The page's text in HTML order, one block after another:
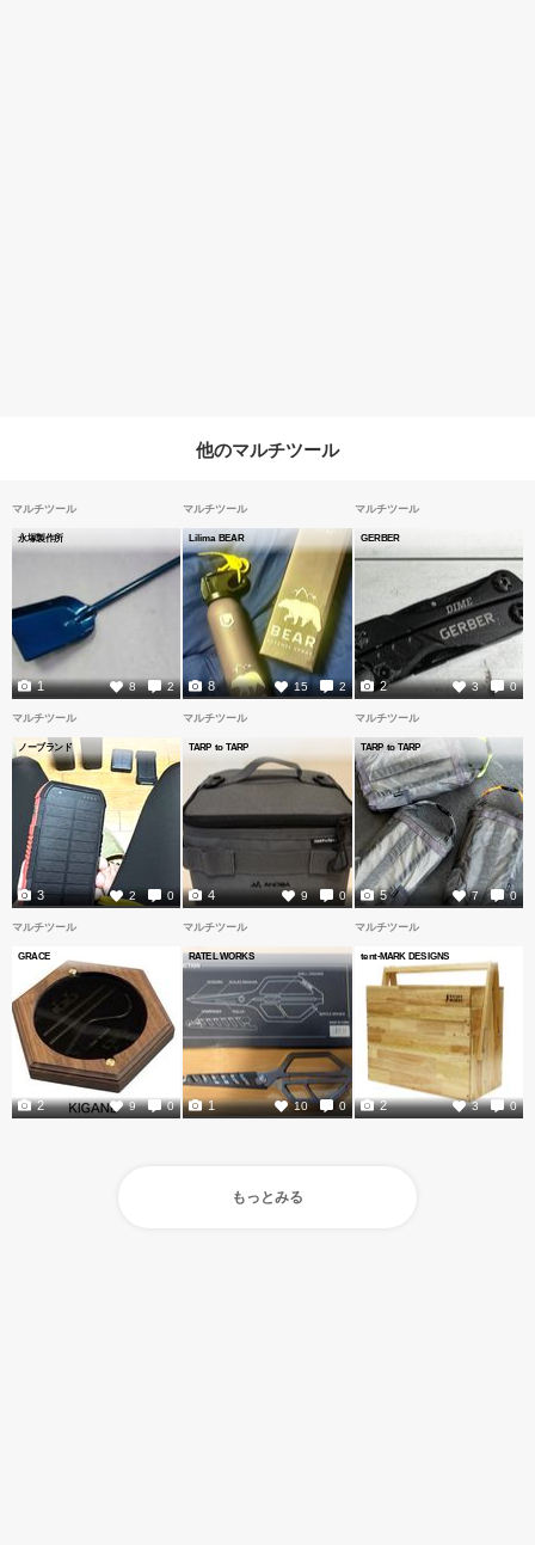
他のマルチツール
マルチツール
永塚製作所
8 2
1
マルチツール
Lilima BEAR
15 2
8
マルチツール
GERBER
3 0
2
マルチツール
ノーブランド
2 0
3
マルチツール
TARP to TARP
9 0
4
マルチツール
TARP to TARP
7 0
5
マルチツール
GRACE
9 0
2
マルチツール
RATEL WORKS
10 0
1
マルチツール
tent-MARK DESIGNS
3 0
2
もっとみる